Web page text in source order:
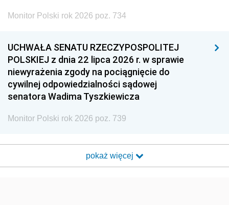
Monitor Polski rok 2026 poz. 734
UCHWAŁA SENATU RZECZYPOSPOLITEJ
POLSKIEJ z dnia 22 lipca 2026 r. w sprawie
niewyrażenia zgody na pociągnięcie do
cywilnej odpowiedzialności sądowej
senatora Wadima Tyszkiewicza
Monitor Polski rok 2026 poz. 739
pokaż więcej